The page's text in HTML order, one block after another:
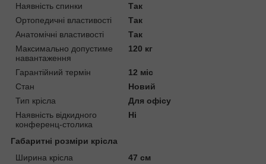
Наявність спинки
Так
Ортопедичні властивості
Так
Анатомічні властивості
Так
Максимально допустиме
навантаження
120 кг
Гарантійний термін
12 міс
Стан
Новий
Тип крісла
Для офісу
Наявність відкидного
конференц-столика
Ні
Габаритні розміри крісла
Ширина крісла
47 см